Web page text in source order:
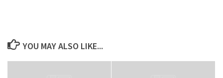
YOU MAY ALSO LIKE...